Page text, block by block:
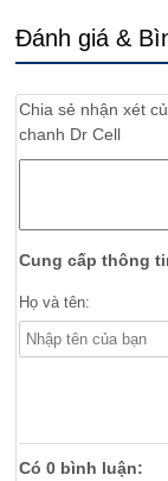
Đánh giá &
Chia sẻ nhận xét
chanh Dr Cell
Cung cấp thông
Họ và tên:
Có0 bình luận: